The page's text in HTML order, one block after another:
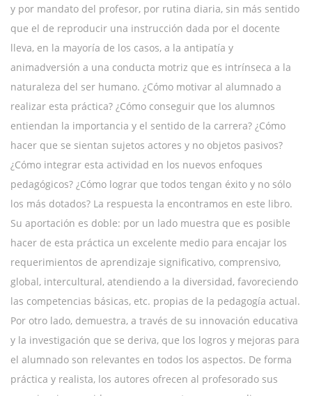
y por mandato del profesor, por rutina diaria, sin más sentido
que el de reproducir una instrucción dada por el docente
lleva, en la mayoría de los casos, a la antipatía y
animadversión a una conducta motriz que es intrínseca a la
naturaleza del ser humano. ¿Cómo motivar al alumnado a
realizar esta práctica? ¿Cómo conseguir que los alumnos
entiendan la importancia y el sentido de la carrera? ¿Cómo
hacer que se sientan sujetos actores y no objetos pasivos?
¿Cómo integrar esta actividad en los nuevos enfoques
pedagógicos? ¿Cómo lograr que todos tengan éxito y no sólo
los más dotados? La respuesta la encontramos en este libro.
Su aportación es doble: por un lado muestra que es posible
hacer de esta práctica un excelente medio para encajar los
requerimientos de aprendizaje significativo, comprensivo,
global, intercultural, atendiendo a la diversidad, favoreciendo
las competencias básicas, etc. propias de la pedagogía actual.
Por otro lado, demuestra, a través de su innovación educativa
y la investigación que se deriva, que los logros y mejoras para
el alumnado son relevantes en todos los aspectos. De forma
práctica y realista, los autores ofrecen al profesorado sus